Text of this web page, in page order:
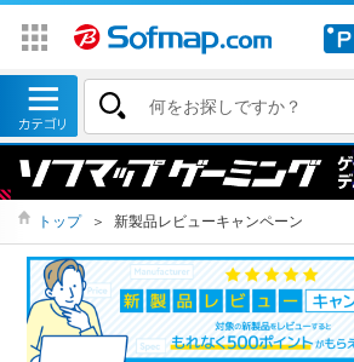
トップ ＞ 新製品レビューキャンペーン